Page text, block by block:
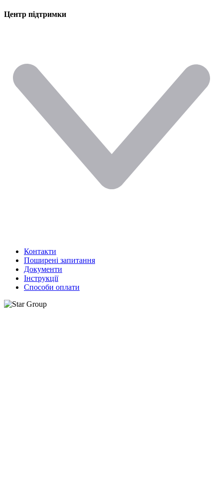
Центр підтримки
Контакти
Поширені запитання
Документи
Інструкції
Способи оплати